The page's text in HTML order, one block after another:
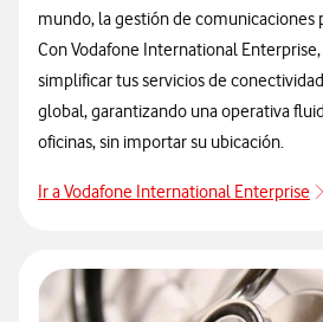
mundo, la gestión de comunicaciones
Con Vodafone International
simplificar tus servicios de
global, garantizando una operativa
oficinas, sin importar su ubicación.
Ir a Vodafone International Enterprise